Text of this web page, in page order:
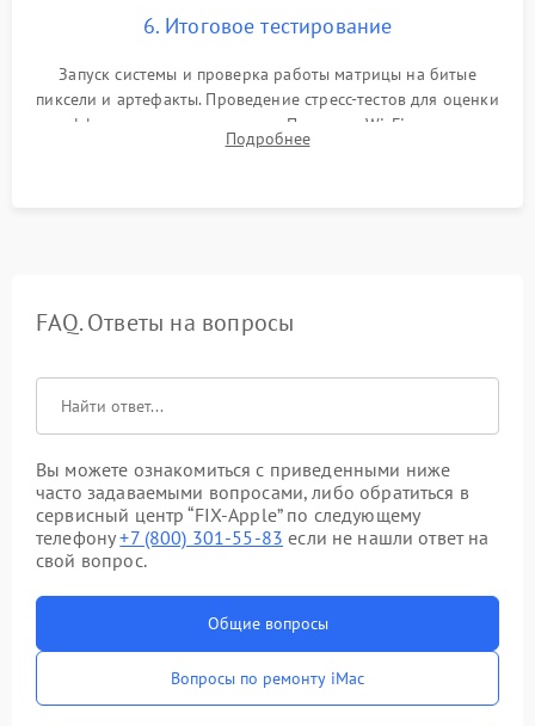
6. Итоговое тестирование
Запуск системы и проверка работы матрицы на битые
пиксели и артефакты. Проведение стресс-тестов для оценки
эффективности охлаждения. Проверка Wi-Fi, камеры,
микрофона и всех портов перед выдачей устройства.
Подробнее
FAQ. Ответы на вопросы
Вы можете ознакомиться с приведенными ниже
часто задаваемыми вопросами, либо обратиться в
сервисный центр “FIX-Apple” по следующему
телефону+7 (800) 301-55-83 если не нашли ответ на
свой вопрос.
Общие вопросы
Вопросы по ремонту iMac